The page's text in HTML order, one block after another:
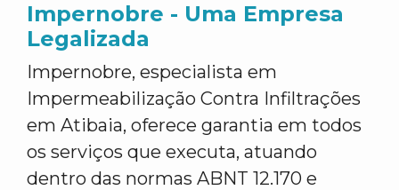
Impernobre - Uma Empresa
Legalizada
Impernobre, especialista em
Impermeabilização Contra Infiltrações
em Atibaia, oferece garantia em todos
os serviços que executa, atuando
dentro das normas ABNT 12.170 e